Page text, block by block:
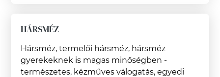
HÁRSMÉZ
Hársméz, termelői hársméz, hársméz
gyerekeknek is magas minőségben -
természetes, kézműves válogatás, egyedi